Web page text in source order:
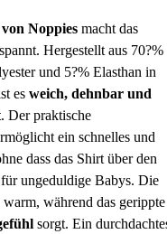
Noppies macht das
Hergestellt aus 70?%
und 5?% Elasthan in
es weich, dehnbar und
. Der praktische
ein schnelles und
dass das Shirt über den
ungeduldige Babys. Die
während das gerippte
sorgt. Ein